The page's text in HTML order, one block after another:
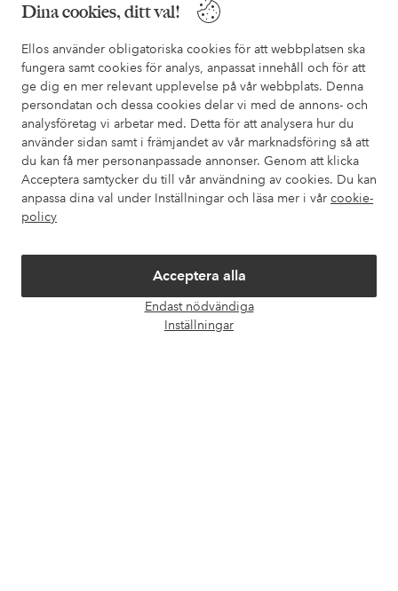
Dina cookies, ditt val!
Ellos använder obligatoriska cookies för att webbplatsen ska
fungera samt cookies för analys, anpassat innehåll och för att
ge dig en mer relevant upplevelse på vår webbplats. Denna
persondatan och dessa cookies delar vi med de annons- och
analysföretag vi arbetar med. Detta för att analysera hur du
använder sidan samt i främjandet av vår marknadsföring så att
du kan få mer personanpassade annonser. Genom att klicka
Acceptera samtycker du till vår användning av cookies. Du kan
anpassa dina val under Inställningar och läsa mer i vår cookie-
policy
Acceptera alla
Endast nödvändiga
Inställningar
I vår FAQ hittar du svaren på de vanligaste frågorna. Här finns
också information om hur du enklast kontaktar oss.
Kundservice Beställning Betalsätt
Mina sidor
Om Ellos
Villkor